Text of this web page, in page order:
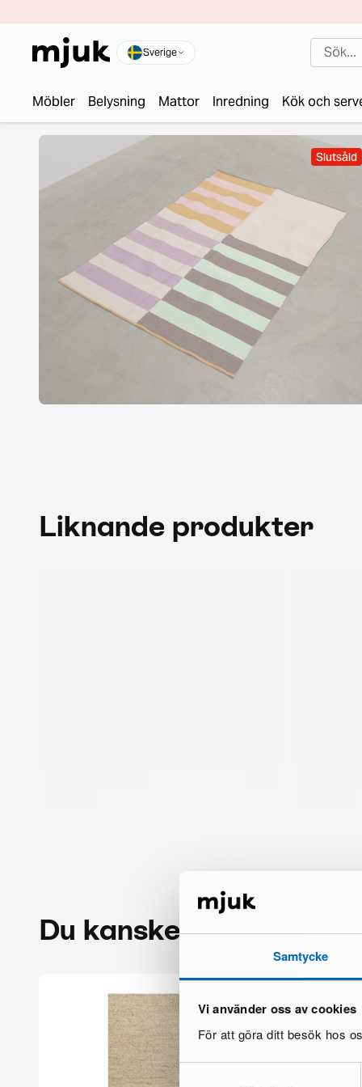
Samtycke
Vi använder oss av cookies
För att göra ditt besök hos
Sverige
Möbler Belysning Mattor Inredning Kök och
Slutsåld
Liknande produkter
Du kanske också gillar